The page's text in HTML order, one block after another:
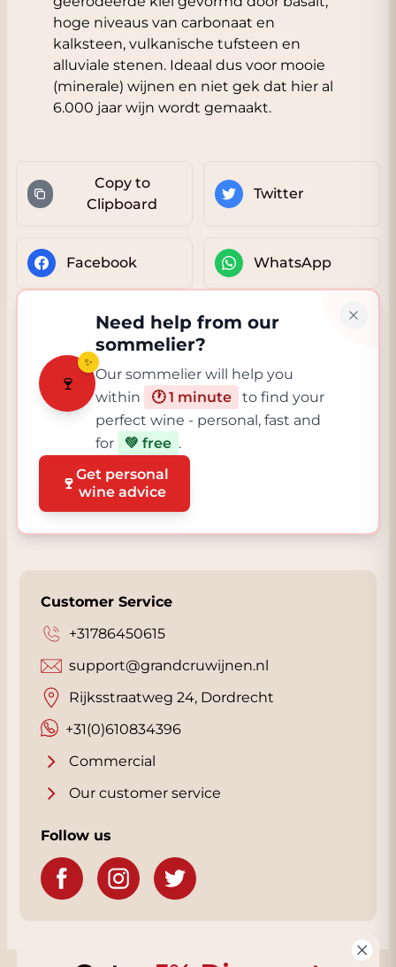
hoge niveaus van carbonaat en
kalksteen, vulkanische tufsteen en
alluviale stenen. Ideaal dus voor mooie
(minerale) wijnen en niet gek dat hier al
6.000 jaar wijn wordt gemaakt.
Copy to
Clipboard
Twitter
Facebook WhatsApp
🍷
✨
Need help from our
sommelier?
Our sommelier will help you
within
🕐 1 minute
to find your
perfect wine - personal, fast and
for
💚 free .
🍷Get personal
wine advice
Customer Service
+31786450615
+31(0)610834396
support@grandcruwijnen.nl
Rijksstraatweg 24, Dordrecht
Commercial
Our customer service
Follow us